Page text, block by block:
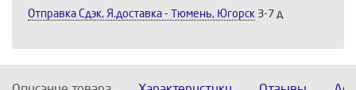
Отправка Сдэк, Я.доставка - Тюмень, Югорск 3-7 д